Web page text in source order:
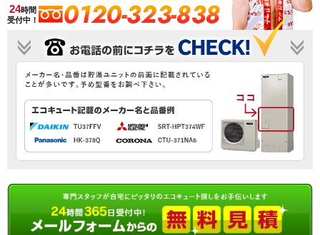
24時間
受付中！
0120-323-838